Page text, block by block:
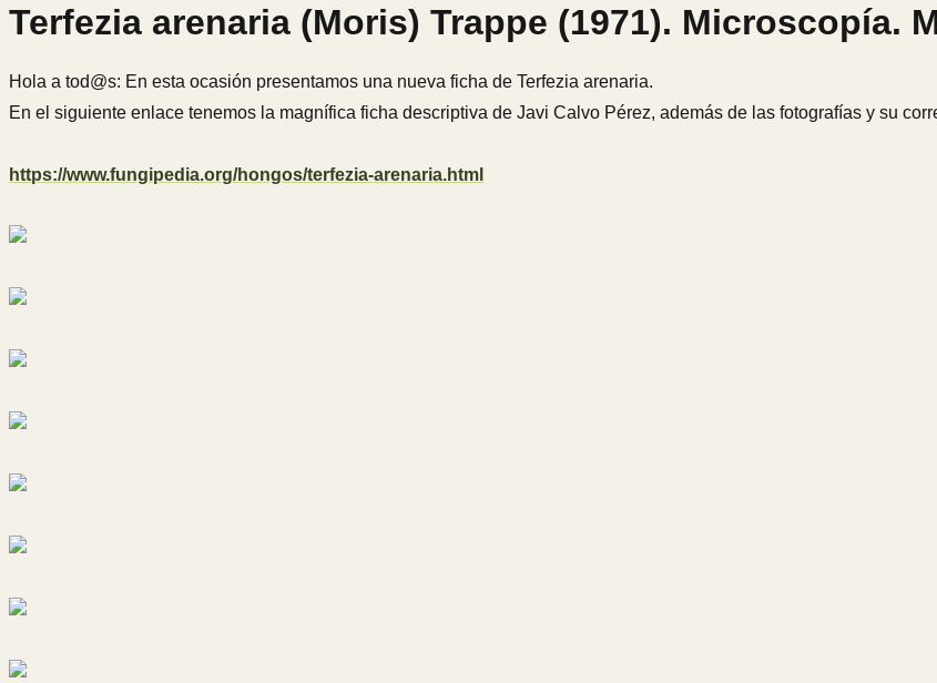
Terfezia arenaria (Moris) Trappe (1971). Microscopía.
Hola a tod@s: En esta ocasión presentamos una nueva ficha de Terfezia arenaria.
En el siguiente enlace tenemos la magnífica ficha descriptiva de Javi Calvo Pérez, además de las fotografías y su
https://www.fungipedia.org/hongos/terfezia-arenaria.html